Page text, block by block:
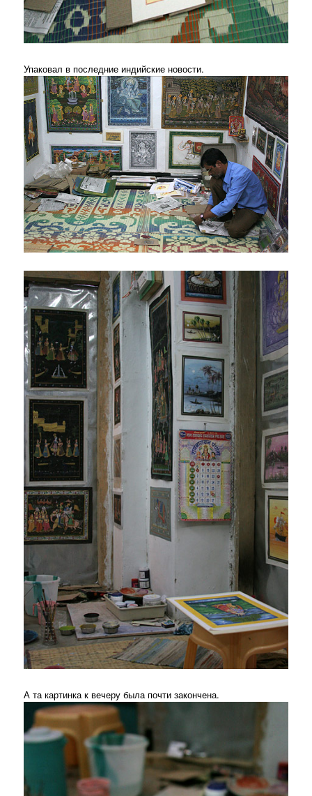
Упаковал в последние индийские новости.
А та картинка к вечеру была почти закончена.